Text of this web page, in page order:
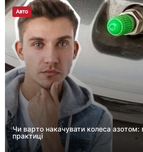
Авто
Чи варто накачувати колеса
практиці